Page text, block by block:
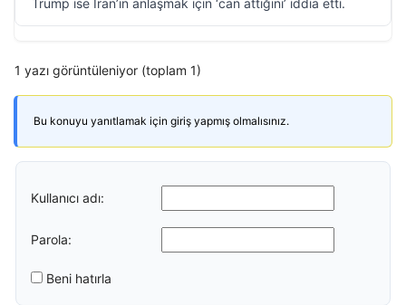
Trump ise İran’ın anlaşmak için ‘can attığını’ iddia etti.
1 yazı görüntüleniyor (toplam 1)
Bu konuyu yanıtlamak için giriş yapmış olmalısınız.
Kullanıcı adı:
Parola:
Beni hatırla